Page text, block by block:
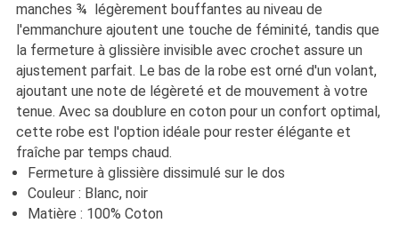
manches ¾  légèrement bouffantes au niveau de
l'emmanchure ajoutent une touche de féminité, tandis que
la fermeture à glissière invisible avec crochet assure un
ajustement parfait. Le bas de la robe est orné d'un volant,
ajoutant une note de légèreté et de mouvement à votre
tenue. Avec sa doublure en coton pour un confort optimal,
cette robe est l'option idéale pour rester élégante et
fraîche par temps chaud.
Fermeture à glissière dissimulé sur le dos
Couleur : Blanc, noir
Matière : 100% Coton